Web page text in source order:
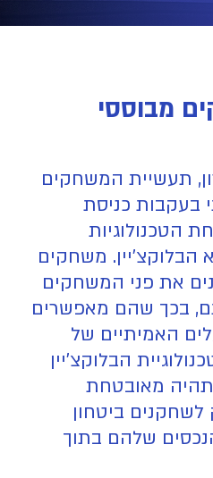
מבוססי
תעשיית המשחקים
בעקבות כניסת
הטכנולוגיות
הבלוקצ'יין. משחקים
את פני המשחקים
בכך שהם מאפשרים
האמיתיים של
הבלוקצ'יין
מאובטחת
ביטחון
שלהם בתוך